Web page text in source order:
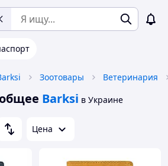
Зоотовары Ветеринария
Barksi в Украине
Цена